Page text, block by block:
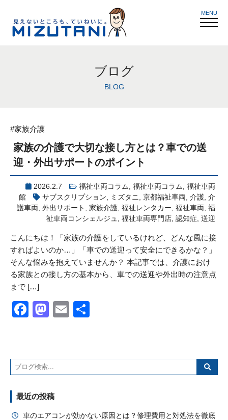
MENU
ブログ
BLOG
#家族介護
家族の介護で大切な接し方とは？車での送
迎・外出サポートのポイント
2026.2.7 福祉車両コラム ,福祉車両コラム ,福祉車両
館
サブスクリプション ミズタニ ,京都福祉車両 ,介護 ,介
護車両 ,外出サポート ,家族介護 ,福祉レンタカー ,福祉車両 ,福
祉車両コンシェルジュ
,福祉車両専門店 ,認知症 ,送迎
こんにちは！「家族の介護をしているけれど、どんな風に接
すればよいのか…」「車での送迎って安全にできるかな？」
そんな悩みを抱えていませんか？ 本記事では、介護におけ
る家族との接し方の基本から、車での送迎や外出時の注意点
まで […]
Facebook
Mastodon
Email
最近の投稿
車のエアコンが効かない原因とは？修理費用と対処法を徹底